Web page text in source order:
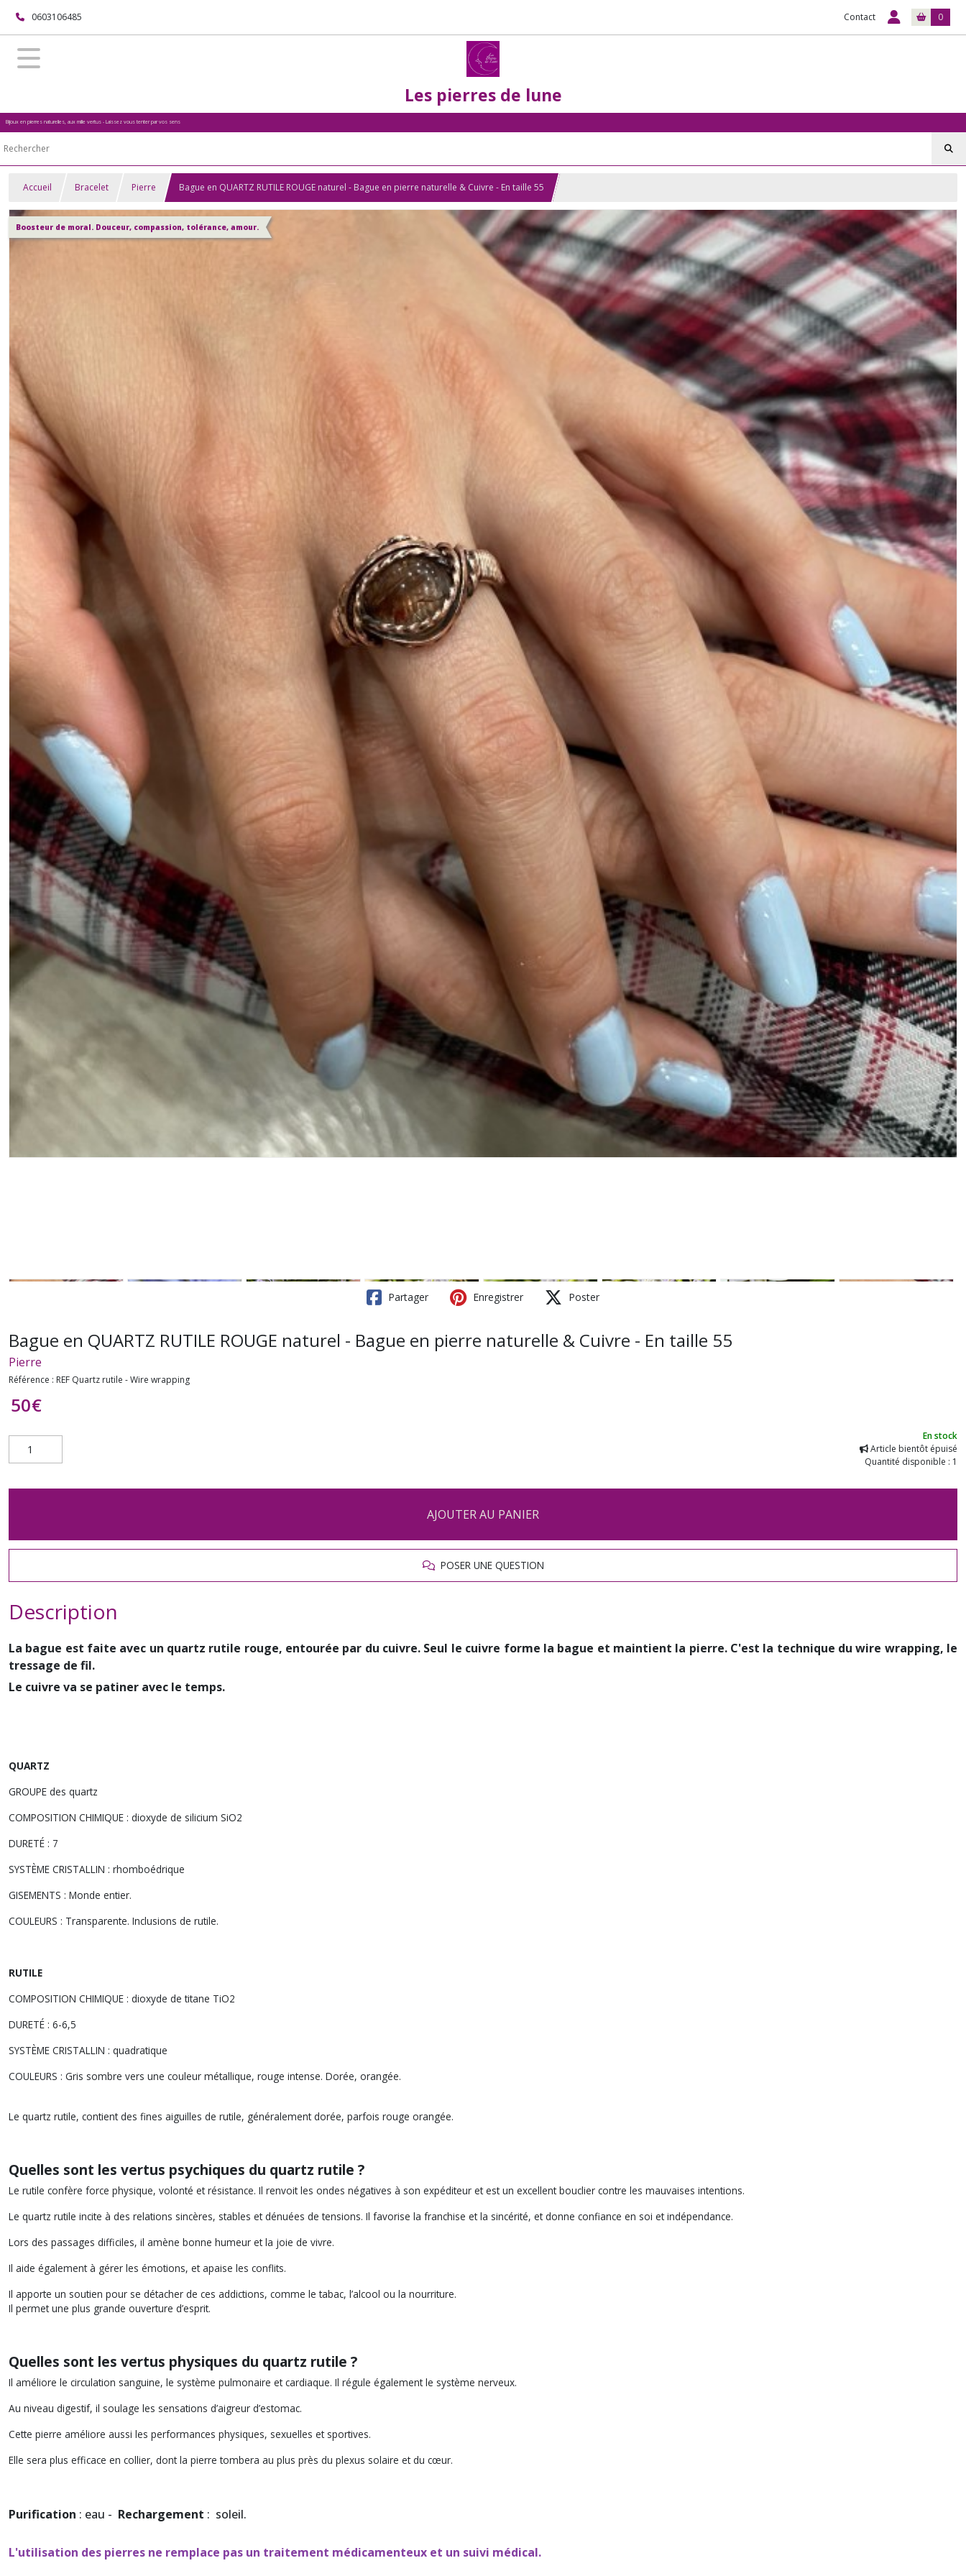
0603106485 Contact 0
Les pierres de lune
Bijoux en pierres naturelles, aux mille vertus - Laissez vous tenter par vos sens
Accueil Bracelet Pierre Bague en QUARTZ RUTILE ROUGE naturel - Bague en pierre naturelle & Cuivre - En taille 55
Boosteur de moral. Douceur, compassion, tolérance, amour.
Partager Enregistrer Poster
Bague en QUARTZ RUTILE ROUGE naturel - Bague en pierre naturelle & Cuivre - En taille 55
Pierre
Référence : REF Quartz rutile - Wire wrapping
50€
En stock
Article bientôt épuisé
Quantité disponible : 1
AJOUTER AU PANIER
POSER UNE QUESTION
Description
La bague est faite avec un quartz rutile rouge, entourée par du cuivre. Seul le cuivre forme la bague et maintient la pierre. C'est la technique du wire wrapping, le
tressage de fil.
Le cuivre va se patiner avec le temps.
QUARTZ
GROUPE des quartz
COMPOSITION CHIMIQUE : dioxyde de silicium SiO2
DURETÉ : 7
SYSTÈME CRISTALLIN : rhomboédrique
GISEMENTS : Monde entier.
COULEURS : Transparente. Inclusions de rutile.
RUTILE
COMPOSITION CHIMIQUE : dioxyde de titane TiO2
DURETÉ : 6-6,5
SYSTÈME CRISTALLIN : quadratique
COULEURS : Gris sombre vers une couleur métallique, rouge intense. Dorée, orangée.
Le quartz rutile, contient des fines aiguilles de rutile, généralement dorée, parfois rouge orangée.
Quelles sont les vertus psychiques du quartz rutile ?
Le rutile confère force physique, volonté et résistance. Il renvoit les ondes négatives à son expéditeur et est un excellent bouclier contre les mauvaises intentions.
Le quartz rutile incite à des relations sincères, stables et dénuées de tensions. Il favorise la franchise et la sincérité, et donne confiance en soi et indépendance.
Lors des passages difficiles, il amène bonne humeur et la joie de vivre.
Il aide également à gérer les émotions, et apaise les conflits.
Il apporte un soutien pour se détacher de ces addictions, comme le tabac, l’alcool ou la nourriture.
Il permet une plus grande ouverture d’esprit.
Quelles sont les vertus physiques du quartz rutile ?
Il améliore le circulation sanguine, le système pulmonaire et cardiaque. Il régule également le système nerveux.
Au niveau digestif, il soulage les sensations d’aigreur d’estomac.
Cette pierre améliore aussi les performances physiques, sexuelles et sportives.
Elle sera plus efficace en collier, dont la pierre tombera au plus près du plexus solaire et du cœur.
Purification : eau - Rechargement : soleil.
L'utilisation des pierres ne remplace pas un traitement médicamenteux et un suivi médical.